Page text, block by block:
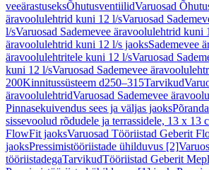
veeärastuseksÕhutusventiilidVaruosad
äravoolulehtrid kuni 12 l/sVaruosad
l/sVaruosad Sademevee äravoolulehtrid kuni
äravoolulehtrid kuni 12 l/s jaoksSademevee
äravoolulehtritele kuni 12 l/sVaruosad
kuni 12 l/sVaruosad Sademevee
200Kinnitussüsteem d250–315Tarvikud
äravoolulehtridVaruosad Sademevee
Pinnasekuivendus sees ja väljas jaoks
sissevoolud rõdudele ja terrassidele, 13 x 13
FlowFit jaoksVaruosad Tööriistad Geberit
jaoksPressimistööriistade ühilduvus [2]
tööriistadegaTarvikudTööriistad Geberit